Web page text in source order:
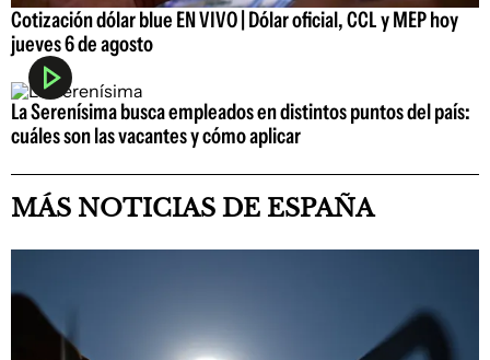
Cotización dólar blue EN VIVO | Dólar oficial, CCL y MEP hoy
jueves 6 de agosto
La Serenísima busca empleados en distintos puntos del país:
cuáles son las vacantes y cómo aplicar
MÁS NOTICIAS DE ESPAÑA